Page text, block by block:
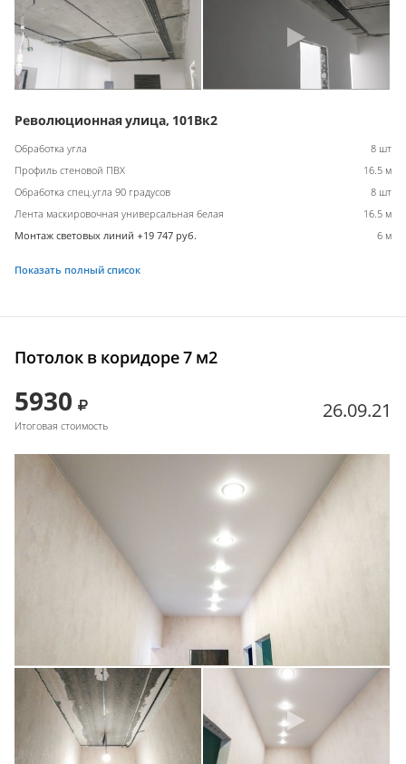
Революционная улица, 101Вк2
Обработка угла
8 шт
Профиль стеновой ПВХ
16.5 м
Обработка спец.угла 90 градусов
8 шт
Лента маскировочная универсальная белая
16.5 м
Монтаж световых линий +19 747 руб.
6 м
Показать полный список
Потолок в коридоре 7 м2
5930
Итоговая стоимость
26.09.21